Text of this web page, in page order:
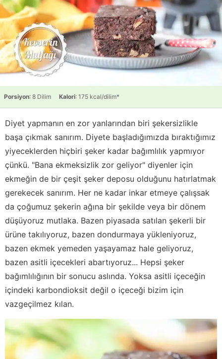
Porsiyon: 8 Dilim Kalori: 175 kcal/dilim*
Diyet yapmanın en zor yanlarından biri şekersizlikle
başa çıkmak sanırım. Diyete başladığımızda bıraktığımız
yiyeceklerden hiçbiri şeker kadar bağımlılık yapmıyor
çünkü. "Bana ekmeksizlik zor geliyor" diyenler için
ekmeğin de bir çeşit şeker deposu olduğunu hatırlatmak
gerekecek sanırım. Her ne kadar inkar etmeye çalışsak
da çoğumuz şekerin ağına bir şekilde veya bir dönem
düşüyoruz mutlaka. Bazen piyasada satılan şekerli bir
ürüne takılıyoruz, bazen dondurmaya yükleniyoruz,
bazen ekmek yemeden yaşayamaz hale geliyoruz,
bazen asitli içecekleri abartıyoruz... Hepsi şeker
bağımlılığının bir sonucu aslında. Yoksa asitli içeceğin
içindeki karbondioksit değil o içeceği bizim için
vazgeçilmez kılan.